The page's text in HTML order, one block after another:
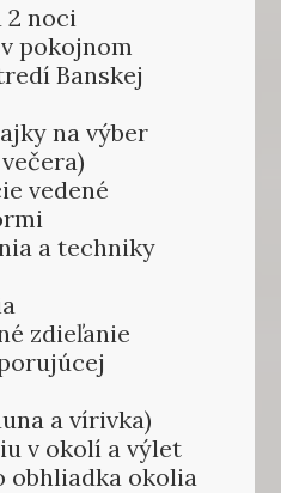
2 noci
pokojnom
Banskej
na výber
vedené
a techniky
zdieľanie
a vírivka)
v okolí a výlet
obhliadka okolia